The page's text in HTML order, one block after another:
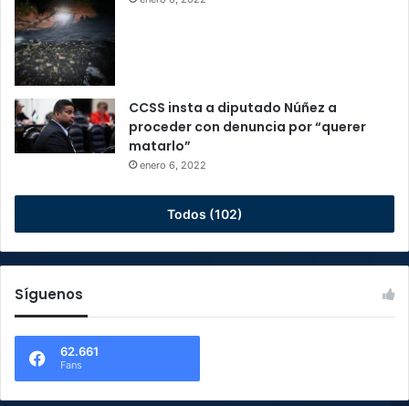
CCSS insta a diputado Núñez a
proceder con denuncia por “querer
matarlo”
enero 6, 2022
Todos (102)
Síguenos
62.661
Fans